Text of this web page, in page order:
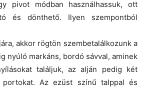
pivot módban használhassuk, ott
és dönthető. Ilyen szempontból
akkor rögtön szembetalálkozunk a
nyúló markáns, bordó sávval, aminek
találjuk, az alján pedig két
Az ezüst színű talppal és